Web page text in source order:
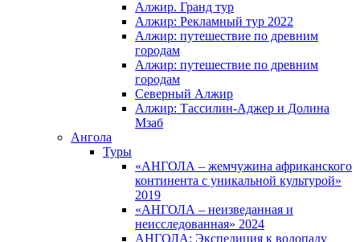
Алжир. Гранд тур
Алжир: Рекламный тур 2022
Алжир: путешествие по древним
городам
Алжир: путешествие по древним
городам
Северный Алжир
Алжир: Тассилин-Аджер и Долина
Мзаб
Ангола
Туры
«АНГОЛА – жемчужина африканского
континента с уникальной культурой»
2019
«АНГОЛА – неизведанная и
неисследованная» 2024
АНГОЛА: Экспедиция к водопаду